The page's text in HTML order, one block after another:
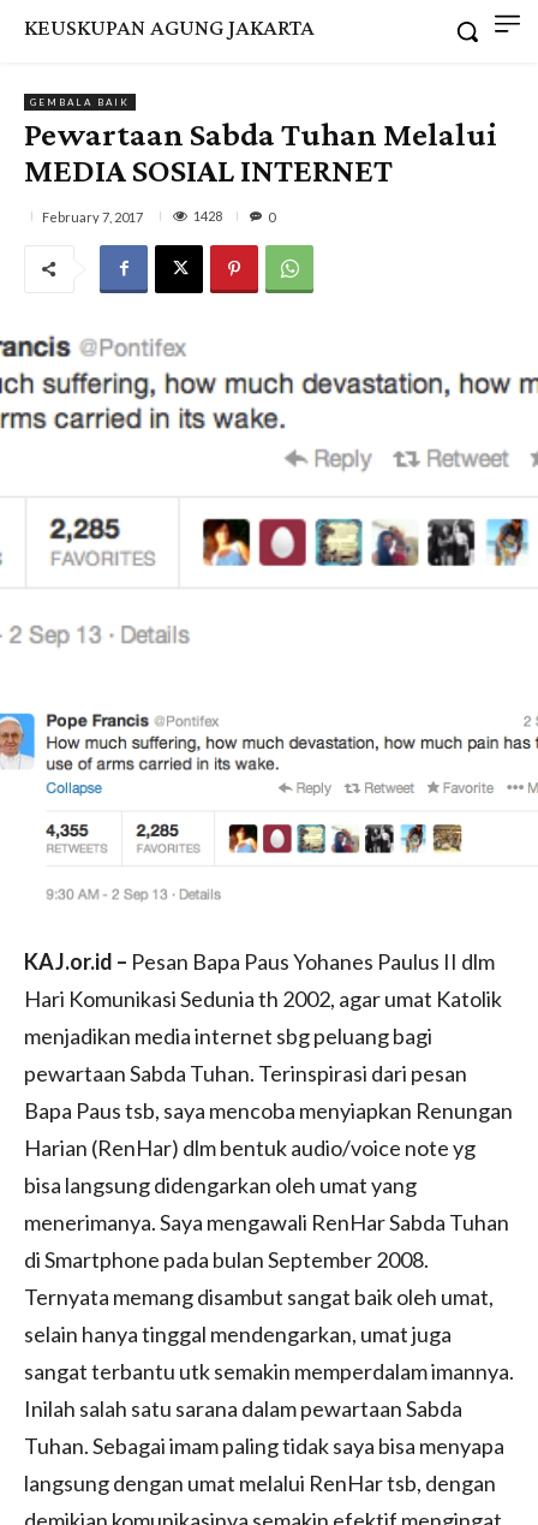
KEUSKUPAN AGUNG JAKARTA
GEMBALA BAIK
Pewartaan Sabda Tuhan Melalui
MEDIA SOSIAL INTERNET
February 7, 2017 1428 0
KAJ.or.id – Pesan Bapa Paus Yohanes Paulus II dlm
Hari Komunikasi Sedunia th 2002, agar umat Katolik
menjadikan media internet sbg peluang bagi
pewartaan Sabda Tuhan. Terinspirasi dari pesan
Bapa Paus tsb, saya mencoba menyiapkan Renungan
Harian (RenHar) dlm bentuk audio/voice note yg
bisa langsung didengarkan oleh umat yang
menerimanya. Saya mengawali RenHar Sabda Tuhan
di Smartphone pada bulan September 2008.
Ternyata memang disambut sangat baik oleh umat,
selain hanya tinggal mendengarkan, umat juga
sangat terbantu utk semakin memperdalam imannya.
Inilah salah satu sarana dalam pewartaan Sabda
Tuhan. Sebagai imam paling tidak saya bisa menyapa
langsung dengan umat melalui RenHar tsb, dengan